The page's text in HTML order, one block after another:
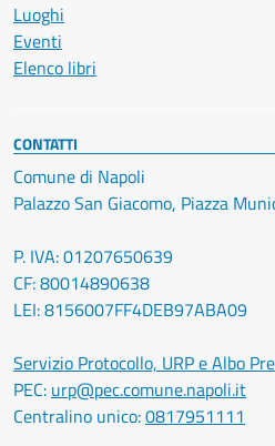
Luoghi
Eventi
Elenco libri
CONTATTI
Comune di Napoli
Palazzo San Giacomo, Piazza
P. IVA: 01207650639
CF: 80014890638
LEI: 8156007FF4DEB97ABA09
Servizio Protocollo, URP e Albo
PEC: urp@pec.comune.napoli.it
Centralino unico:0817951111